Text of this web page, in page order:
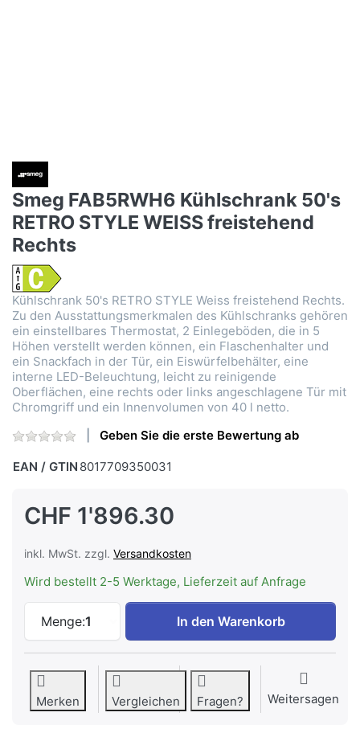
Smeg FAB5RWH6 Kühlschrank 50's
RETRO STYLE WEISS freistehend
Rechts
Kühlschrank 50's RETRO STYLE Weiss freistehend Rechts.
Zu den Ausstattungsmerkmalen des Kühlschranks gehören
ein einstellbares Thermostat, 2 Einlegeböden, die in 5
Höhen verstellt werden können, ein Flaschenhalter und
ein Snackfach in der Tür, ein Eiswürfelbehälter, eine
interne LED-Beleuchtung, leicht zu reinigende
Oberflächen, eine rechts oder links angeschlagene Tür mit
Chromgriff und ein Innenvolumen von 40 l netto.
Geben Sie die erste Bewertung ab
EAN / GTIN 8017709350031
CHF 1'896.30
inkl. MwSt. zzgl. Versandkosten
Wird bestellt 2-5 Werktage, Lieferzeit auf Anfrage
Menge:1
Smeg FAB5RWH6 Kühlschrank 50's
In den Warenkorb
Merken Vergleichen Fragen? Weitersagen